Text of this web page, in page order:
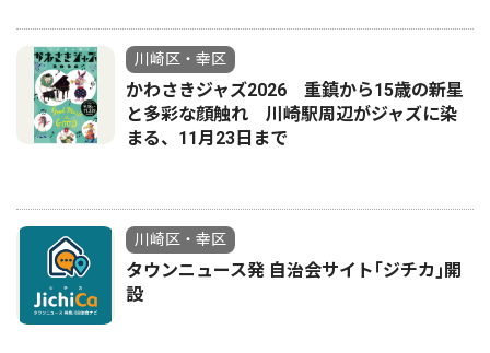
川崎区・幸区
かわさきジャズ2026 重鎮から15歳の新星
と多彩な顔触れ 川崎駅周辺がジャズに染
まる、11月23日まで
川崎区・幸区
タウンニュース発 自治会サイト｢ジチカ｣開
設